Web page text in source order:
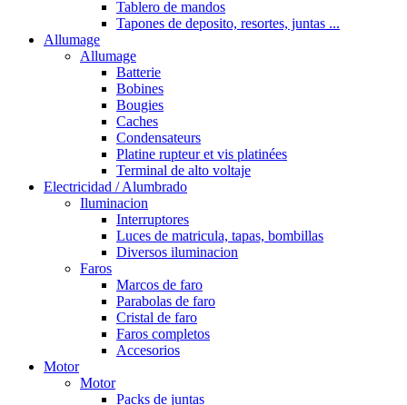
Tablero de mandos
Tapones de deposito, resortes, juntas ...
Allumage
Allumage
Batterie
Bobines
Bougies
Caches
Condensateurs
Platine rupteur et vis platinées
Terminal de alto voltaje
Electricidad / Alumbrado
Iluminacion
Interruptores
Luces de matricula, tapas, bombillas
Diversos iluminacion
Faros
Marcos de faro
Parabolas de faro
Cristal de faro
Faros completos
Accesorios
Motor
Motor
Packs de juntas